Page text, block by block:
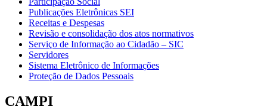
Publicações Eletrônicas SEI
Receitas e Despesas
Revisão e consolidação dos atos normativos
Serviço de Informação ao Cidadão – SIC
Servidores
Sistema Eletrônico de Informações
Proteção de Dados Pessoais
CAMPI